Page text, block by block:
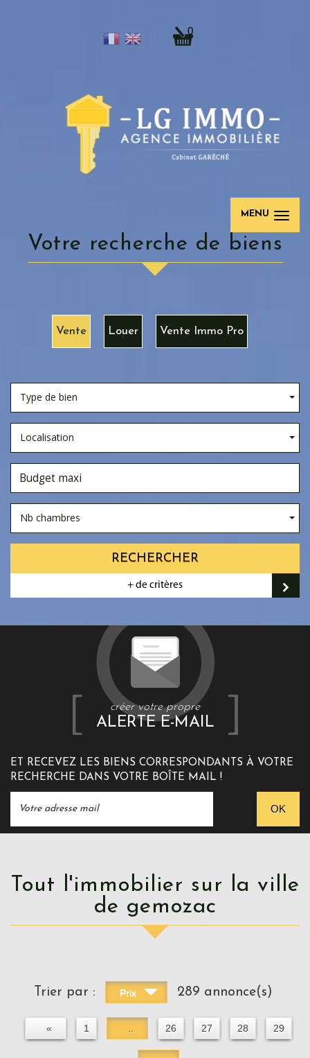
0
MENU
Votre recherche de biens
Vente Louer Vente Immo Pro
Type de bien
Localisation
Nb chambres
RECHERCHER
+ de critères
créer votre propre
ALERTE E-MAIL
ET RECEVEZ LES BIENS CORRESPONDANTS À VOTRE
RECHERCHE DANS VOTRE BOÎTE MAIL !
OK
Tout l'immobilier sur la ville
de gemozac
Trier par : Prix 289 annonce(s)
« 1 .. 26 27 28 29